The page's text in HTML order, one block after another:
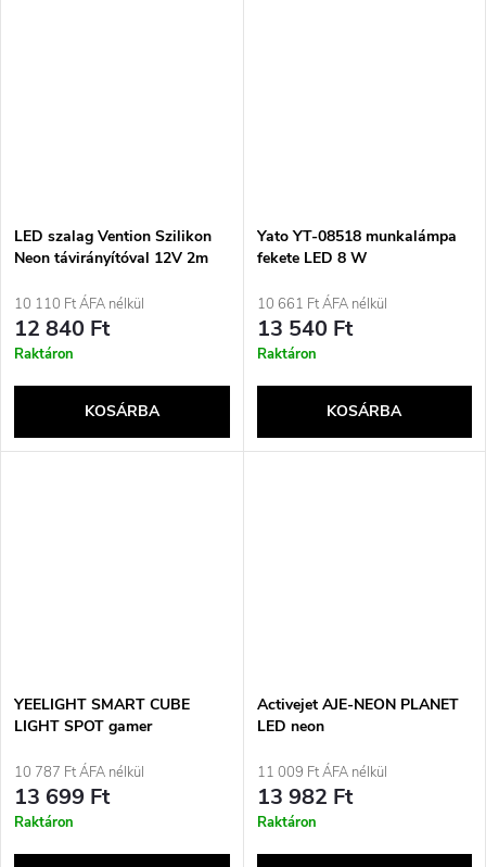
LED szalag Vention Szilikon
Neon távirányítóval 12V 2m
10 110 Ft ÁFA nélkül
12 840 Ft
Raktáron
KOSÁRBA
Yato YT-08518 munkalámpa
fekete LED 8 W
10 661 Ft ÁFA nélkül
13 540 Ft
Raktáron
KOSÁRBA
YEELIGHT SMART CUBE
LIGHT SPOT gamer
0008) Fekete
10 787 Ft ÁFA nélkül
13 699 Ft
Raktáron
Activejet AJE-NEON PLANET
LED neon
11 009 Ft ÁFA nélkül
13 982 Ft
Raktáron